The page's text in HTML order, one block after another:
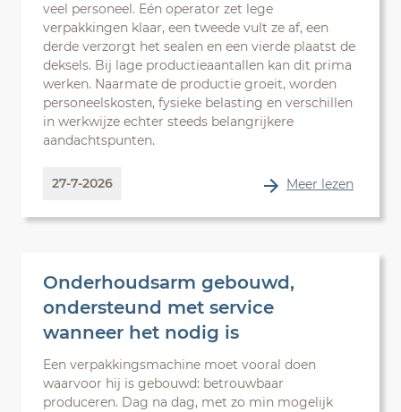
veel personeel. Eén operator zet lege
verpakkingen klaar, een tweede vult ze af, een
derde verzorgt het sealen en een vierde plaatst de
deksels. Bij lage productieaantallen kan dit prima
werken. Naarmate de productie groeit, worden
personeelskosten, fysieke belasting en verschillen
in werkwijze echter steeds belangrijkere
aandachtspunten.
27-7-2026 Meer lezen
Onderhoudsarm gebouwd,
ondersteund met service
wanneer het nodig is
Een verpakkingsmachine moet vooral doen
waarvoor hij is gebouwd: betrouwbaar
produceren. Dag na dag, met zo min mogelijk